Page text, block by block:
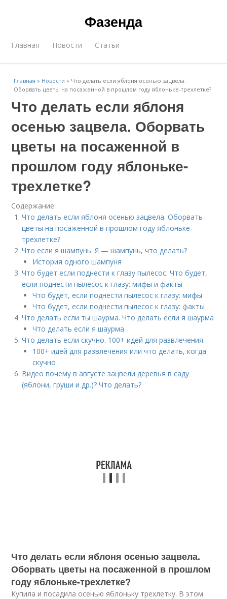
Фазенда
Главная Новости Статьи
Главная » Новости » Что делать если яблоня осенью зацвела.
Оборвать цветы на посаженной в прошлом году яблоньке-трехлетке?
Что делать если яблоня
осенью зацвела. Оборвать
цветы на посаженной в
прошлом году яблоньке-
трехлетке?
Содержание
Что делать если яблоня осенью зацвела. Оборвать
цветы на посаженной в прошлом году яблоньке-
трехлетке?
Что если я шампунь. Я — шампунь, что делать?
История одного шампуня
Что будет если поднести к глазу пылесос. Что будет,
если поднести пылесос к глазу: мифы и факты
Что будет, если поднести пылесос к глазу: мифы
Что будет, если поднести пылесос к глазу: факты
Что делать если ты шаурма. Что делать если я шаурма
Что делать если я шаурма
Что делать если скучно. 100+ идей для развлечения
100+ идей для развлечения или что делать, когда
скучно
Видео почему в августе зацвели деревья в саду
(яблони, груши и др.)? Что делать?
Что делать если яблоня осенью зацвела.
Оборвать цветы на посаженной в прошлом
году яблоньке-трехлетке?
Купила и посадила осенью яблоньку трехлетку. В этом